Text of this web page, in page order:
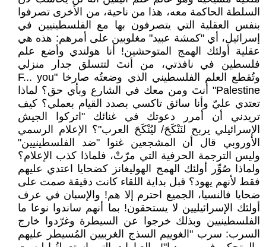
السلطة الحاكمة معه، هذا من ناحية، من الأخرى تصرفوا
بنفس العقلية التي يتصرفون بها مع الفلسطينيين في
إسرائيل، أي "كمشة عبيد" مغلوبين على أمرهم: هذه هي
عقلية أولئك الهمج المتوحشين! أنا هولندي وأضع علم
فلسطين في نافذتي، من أنتَ لتتسلق جدار منزلي
وتُقطع العلم الفلسطيني الذي وضعتُه صارخا "F... you
Palestine" أنتَ ومن معك في الشارع وبأي حق؟ لماذا
تعتدي عليّ وأنا سائق تاكسي بصدد القيام بعملي؟ كيف
تريدني أن أمرر دعوتك في غنائك "اتركوا الجيش
الإسرائيلي يربح لنَنْكَحَ/ ليُنْكَحَ العرب"؟ الإعلام الرسمي
الأوروبي قال أن المشجعين غنوا "ضد الفلسطينيين"
وليس الترجمة الحرفية التي مرّتْ، فلماذا كذب الإعلام؟
ولماذا صُوِّر أولئك الهمج الهوليغانز كضحايا اعتدي عليهم
فقط لأنهم يهود؟ قبل بداية اللقاء كانت دقيقة صمت على
ضحايا فالنسيا، الجميع احترم إلا هم! والإسبان في عرف
أولئك الإسرائيليين لا يستحقون! بما أنهم ساندوا نوعا ما
الفلسطينيين وبذلك خرجوا عن السيطرة وغرّدوا خارج
السرب: سرب "الغوييم السذج الغربيين المُسيطر عليهم